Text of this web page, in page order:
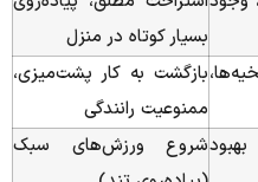
بسیار کوتاه در منزل
بازگشت به کار پشت‌میزی،
ممنوعیت رانندگی
شروع ورزش‌های سبک